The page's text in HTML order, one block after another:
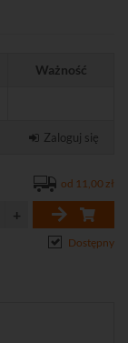
Ważność
Zaloguj się
od 11,00 zł
Dostępny